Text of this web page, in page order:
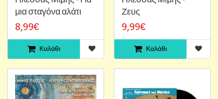
μια σταγόνα αλάτι
8,99€
Καλάθι
Ζευς
9,99€
Καλάθι